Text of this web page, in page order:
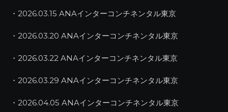
・2026.03.15 ANAインターコンチネンタル東京
・2026.03.20 ANAインターコンチネンタル東京
・2026.03.22 ANAインターコンチネンタル東京
・2026.03.29 ANAインターコンチネンタル東京
・2026.04.05 ANAインターコンチネンタル東京